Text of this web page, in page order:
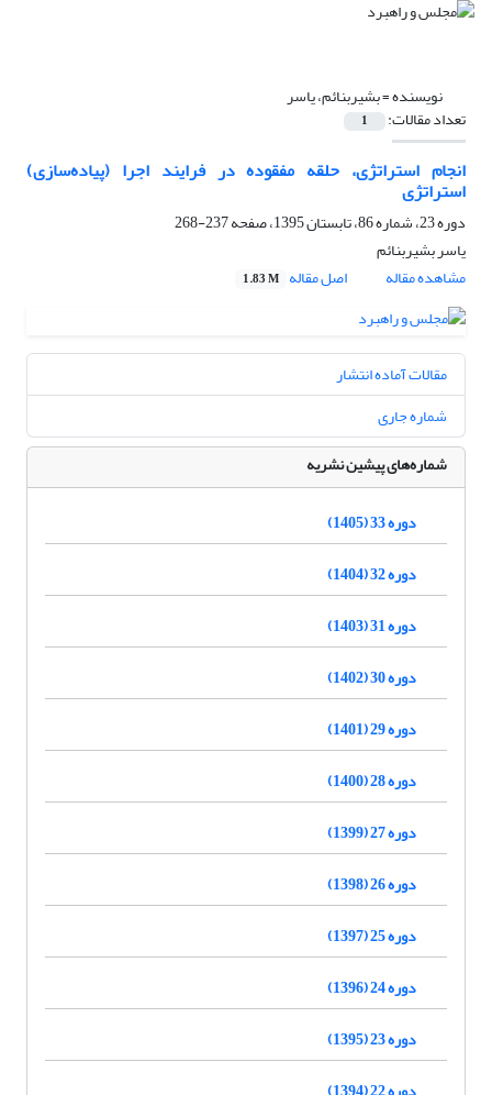
نویسنده =بشیربنائم، یاسر
تعداد مقالات: 1
انجام استراتژی، حلقه مفقوده در فرایند اجرا (پیاده‌سازی)
استراتژی
دوره 23، شماره 86، تابستان 1395، صفحه
237-268
یاسر بشیربنائم
مشاهده مقاله
اصل مقاله 1.83 M
مقالات آماده انتشار
شماره جاری
شماره‌های پیشین نشریه
دوره 33 (1405)
دوره 32 (1404)
دوره 31 (1403)
دوره 30 (1402)
دوره 29 (1401)
دوره 28 (1400)
دوره 27 (1399)
دوره 26 (1398)
دوره 25 (1397)
دوره 24 (1396)
دوره 23 (1395)